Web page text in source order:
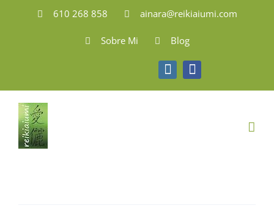
610 268 858 ainara@reikiaiumi.com
Sobre Mi Blog
InstagramFacebook